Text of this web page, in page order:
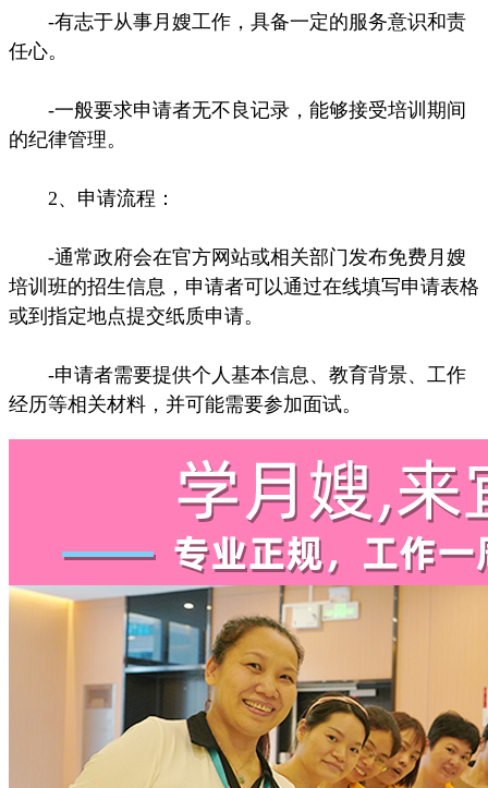
-有志于从事月嫂工作，具备一定的服务意识和责
任心。
-一般要求申请者无不良记录，能够接受培训期间
的纪律管理。
2、申请流程：
-通常政府会在官方网站或相关部门发布免费月嫂
培训班的招生信息，申请者可以通过在线填写申请表格
或到指定地点提交纸质申请。
-申请者需要提供个人基本信息、教育背景、工作
经历等相关材料，并可能需要参加面试。